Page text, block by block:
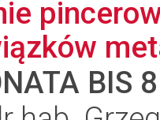
BIS 8